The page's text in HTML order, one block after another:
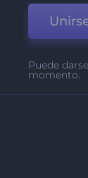
Puede
momento.